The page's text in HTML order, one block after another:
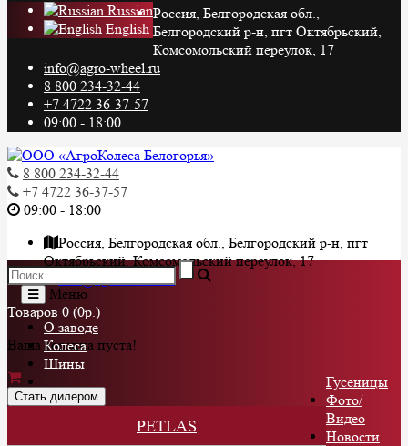
Russian
English
Россия, Белгородская обл.,
Белгородский р-н, пгт Октябрьский,
Комсомольский переулок, 17
info@agro-wheel.ru
8 800 234-32-44
+7 4722 36-37-57
09:00 - 18:00
8 800 234-32-44
+7 4722 36-37-57
09:00 - 18:00
Россия, Белгородская обл., Белгородский р-н, пгт
Октябрьский, Комсомольский переулок, 17
Товаров 0 (0р.)
Ваша корзина пуста!
Стать дилером
PETLAS
Меню
О заводе
Колеса
Шины
Гусеницы
Фото/
Видео
Новости